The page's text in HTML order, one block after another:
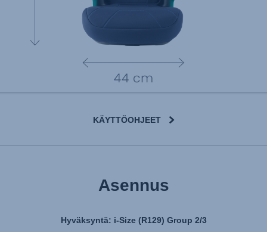
KÄYTTÖOHJEET
Asennus
Hyväksyntä: i-Size (R129) Group 2/3